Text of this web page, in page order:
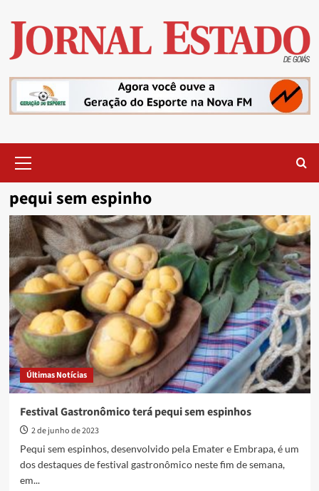
content
Menu
pequi sem espinho
Últimas Notícias
Festival Gastronômico terá pequi sem espinhos
2 de junho de 2023
Pequi sem espinhos, desenvolvido pela Emater e Embrapa, é um
dos destaques de festival gastronômico neste fim de semana,
em...